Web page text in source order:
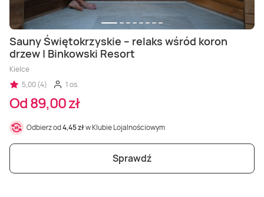
Sauny Świętokrzyskie – relaks wśród koron
drzew | Binkowski Resort
Kielce
5,00 (4)
1 os.
Od 89,00 zł
Odbierz od4,45 złw Klubie Lojalnościowym
Sprawdź